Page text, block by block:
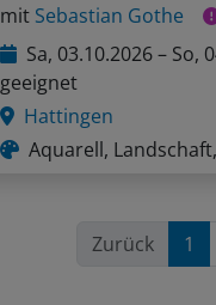
mit Sebastian Gothe
Sa, 03.10.2026 – So,
geeignet
Hattingen
Aquarell,
Zurück 1